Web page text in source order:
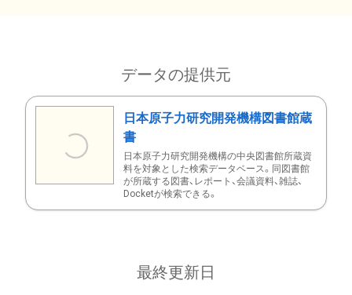
データの提供元
日本原子力研究開発機構図書館蔵
書
日本原子力研究開発機構の中央図書館所蔵資
料を対象とした検索データベース。同図書館
が所蔵する図書、レポート、会議資料、雑誌、
Docketが検索できる。
最終更新日